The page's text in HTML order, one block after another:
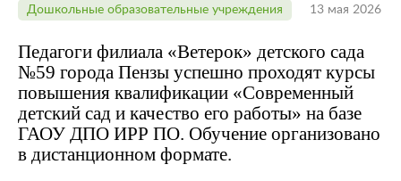
Дошкольные образовательные учреждения 13 мая 2026
Педагоги филиала «Ветерок» детского сада
№59 города Пензы успешно проходят курсы
повышения квалификации «Современный
детский сад и качество его работы» на базе
ГАОУ ДПО ИРР ПО. Обучение организовано
в дистанционном формате.